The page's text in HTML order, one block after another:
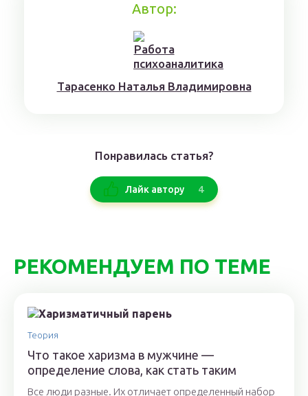
Автор:
Тaрaсенкo Нaтaлья Влaдимирoвнa
Понравилась статья?
Лайк автору 4
РЕКОМЕНДУЕМ ПО ТЕМЕ
Теория
Что такое харизма в мужчине —
определение слова, как стать таким
Все люди разные. Их отличает определенный набор